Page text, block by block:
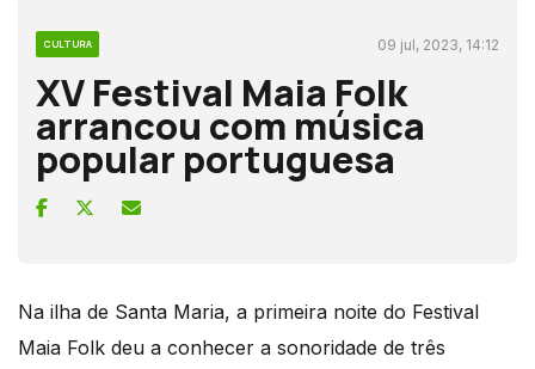
CULTURA 09 jul, 2023, 14:12
XV Festival Maia Folk
arrancou com música
popular portuguesa
Na ilha de Santa Maria, a primeira noite do Festival
Maia Folk deu a conhecer a sonoridade de três